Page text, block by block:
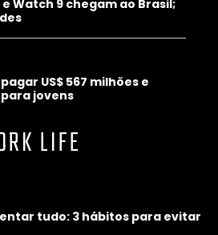
Watch 9 chegam ao Brasil;
US$ 567 milhões e
jovens
LIFE
tudo: 3 hábitos para evitar